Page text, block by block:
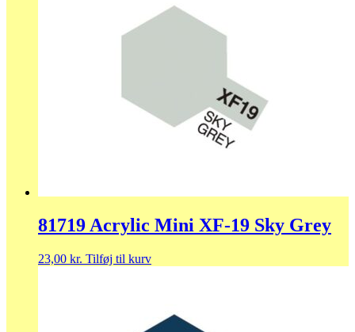
81719 Acrylic Mini XF-19 Sky Grey
23,00 kr. Tilføj til kurv